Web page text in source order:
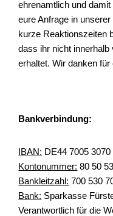
ehrenamtlich und
eure Anfrage in
kurze Reaktionszeiten
dass ihr nicht innerhalb
erhaltet. Wir danken für
Bankverbindung:
IBAN: DE44 7005
Kontonummer: 80 50
Bankleitzahl: 700 530
Bank: Sparkasse
Verantwortlich für die